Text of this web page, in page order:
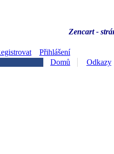
Zencart -
Přihlášení
Domů
Odkazy